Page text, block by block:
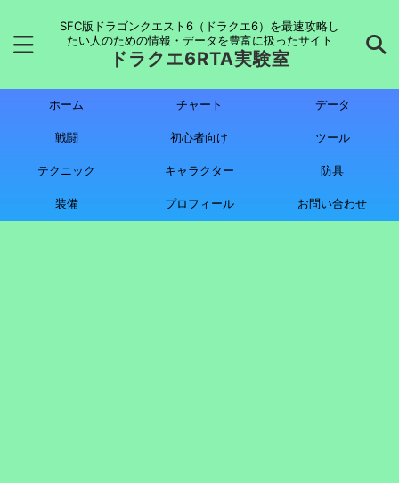
SFC版ドラゴンクエスト6（ドラクエ6）を最速攻略し
たい人のための情報・データを豊富に扱ったサイト
ドラクエ6RTA実験室
ホーム チャート データ
戦闘 初心者向け ツール
テクニック キャラクター 防具
装備 プロフィール お問い合わせ